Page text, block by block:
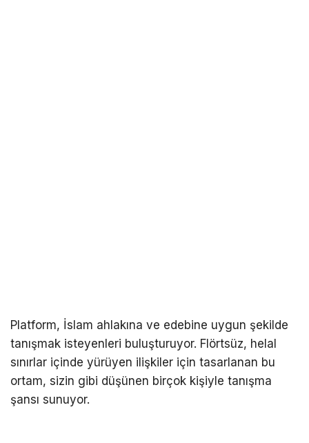
Platform, İslam ahlakına ve edebine uygun şekilde
tanışmak isteyenleri buluşturuyor. Flörtsüz, helal
sınırlar içinde yürüyen ilişkiler için tasarlanan bu
ortam, sizin gibi düşünen birçok kişiyle tanışma
şansı sunuyor.